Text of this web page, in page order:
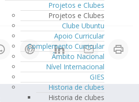
Projetos e Clubes
Projetos e Clubes
Clube Ubuntu
Apoio Curricular
Complemento Curricular
Âmbito Nacional
Nível Internacional
GIES
Historia de clubes
Historia de clubes